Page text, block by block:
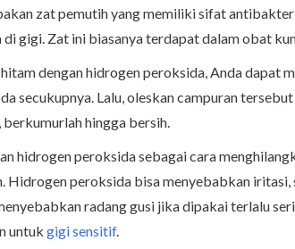
zat pemutih yang memiliki sifat
gigi. Zat ini biasanya terdapat dalam obat
dengan hidrogen peroksida, Anda dapat
secukupnya. Lalu, oleskan campuran
berkumurlah hingga bersih.
hidrogen peroksida sebagai cara
Hidrogen peroksida bisa menyebabkan iritasi,
radang gusi jika dipakai terlalu
untuk gigi sensitif.